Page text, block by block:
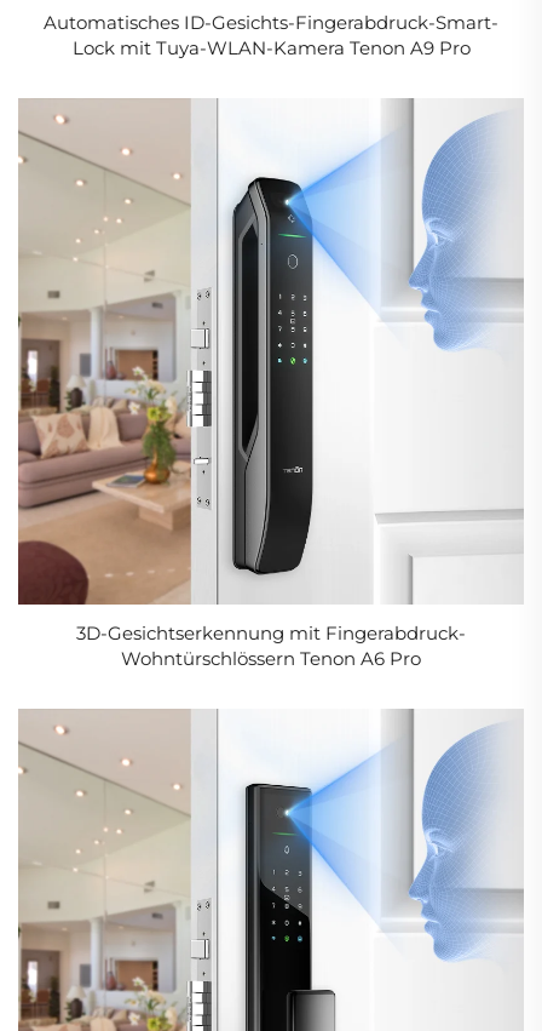
Automatisches ID-Gesichts-Fingerabdruck-Smart-
Lock mit Tuya-WLAN-Kamera Tenon A9 Pro
3D-Gesichtserkennung mit Fingerabdruck-
Wohntürschlössern Tenon A6 Pro